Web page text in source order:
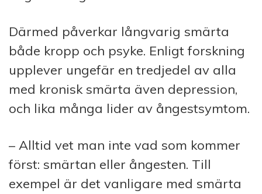
Därmed påverkar långvarig smärta
både kropp och psyke. Enligt forskning
upplever ungefär en tredjedel av alla
med kronisk smärta även depression,
och lika många lider av ångestsymtom.
– Alltid vet man inte vad som kommer
först: smärtan eller ångesten. Till
exempel är det vanligare med smärta